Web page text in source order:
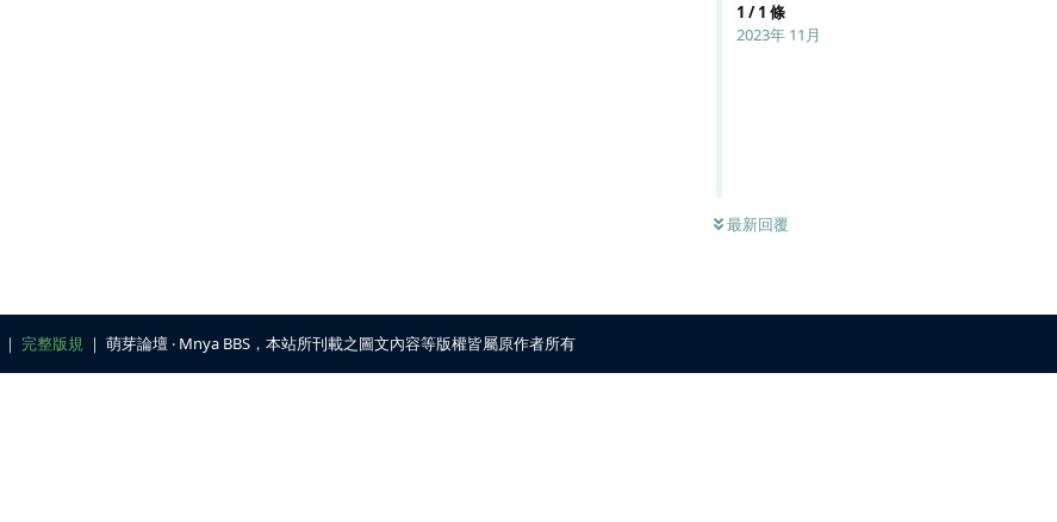
1 /1 條
2023年 11月
最新回覆
｜ 完整版規 ｜ 萌芽論壇 ‧ Mnya BBS，本站所刊載之圖文內容等版權皆屬原作者所有